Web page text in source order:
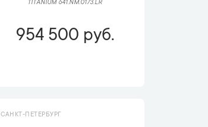
TITANIUM 641.NM.0173.LR
954 500 руб.
САНКТ-ПЕТЕРБУРГ